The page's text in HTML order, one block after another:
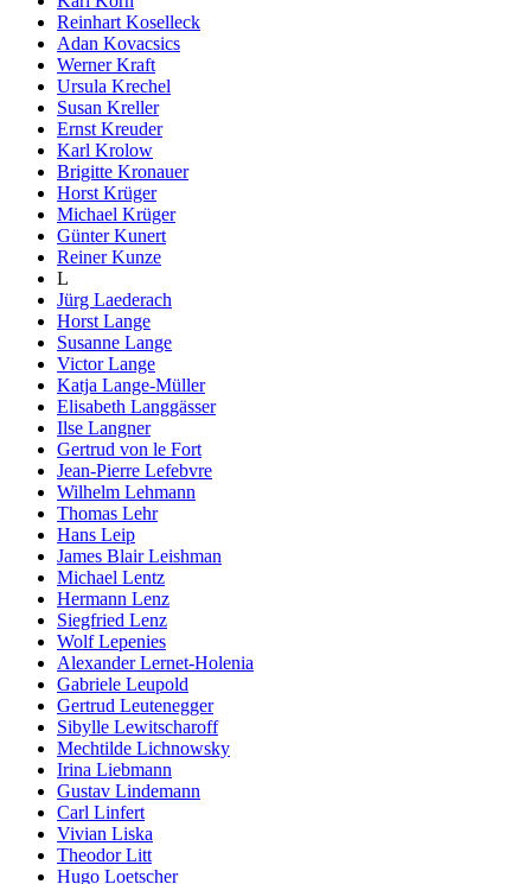
Reinhart Koselleck
Adan Kovacsics
Werner Kraft
Ursula Krechel
Susan Kreller
Ernst Kreuder
Karl Krolow
Brigitte Kronauer
Horst Krüger
Michael Krüger
Günter Kunert
Reiner Kunze
L
Jürg Laederach
Horst Lange
Susanne Lange
Victor Lange
Katja Lange-Müller
Elisabeth Langgässer
Ilse Langner
Gertrud von le Fort
Jean-Pierre Lefebvre
Wilhelm Lehmann
Thomas Lehr
Hans Leip
James Blair Leishman
Michael Lentz
Hermann Lenz
Siegfried Lenz
Wolf Lepenies
Alexander Lernet-Holenia
Gabriele Leupold
Gertrud Leutenegger
Sibylle Lewitscharoff
Mechtilde Lichnowsky
Irina Liebmann
Gustav Lindemann
Carl Linfert
Vivian Liska
Theodor Litt
Hugo Loetscher